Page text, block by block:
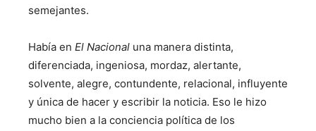
semejantes.
Había en El Nacional una manera distinta,
diferenciada, ingeniosa, mordaz, alertante,
solvente, alegre, contundente, relacional, influyente
y única de hacer y escribir la noticia. Eso le hizo
mucho bien a la conciencia política de los